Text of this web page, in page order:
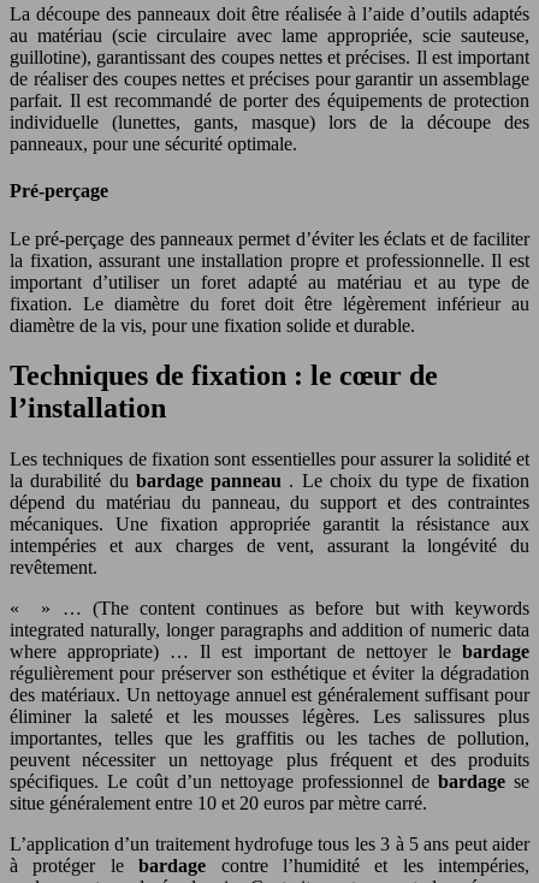
La découpe des panneaux doit être réalisée à l’aide d’outils adaptés
au matériau (scie circulaire avec lame appropriée, scie sauteuse,
guillotine), garantissant des coupes nettes et précises. Il est important
de réaliser des coupes nettes et précises pour garantir un assemblage
parfait. Il est recommandé de porter des équipements de protection
individuelle (lunettes, gants, masque) lors de la découpe des
panneaux, pour une sécurité optimale.
Pré-perçage
Le pré-perçage des panneaux permet d’éviter les éclats et de faciliter
la fixation, assurant une installation propre et professionnelle. Il est
important d’utiliser un foret adapté au matériau et au type de
fixation. Le diamètre du foret doit être légèrement inférieur au
diamètre de la vis, pour une fixation solide et durable.
Techniques de fixation : le cœur de
l’installation
Les techniques de fixation sont essentielles pour assurer la solidité et
la durabilité du bardage panneau . Le choix du type de fixation
dépend du matériau du panneau, du support et des contraintes
mécaniques. Une fixation appropriée garantit la résistance aux
intempéries et aux charges de vent, assurant la longévité du
revêtement.
« » … (The content continues as before but with keywords
integrated naturally, longer paragraphs and addition of numeric data
where appropriate) … Il est important de nettoyer le bardage
régulièrement pour préserver son esthétique et éviter la dégradation
des matériaux. Un nettoyage annuel est généralement suffisant pour
éliminer la saleté et les mousses légères. Les salissures plus
importantes, telles que les graffitis ou les taches de pollution,
peuvent nécessiter un nettoyage plus fréquent et des produits
spécifiques. Le coût d’un nettoyage professionnel de bardage se
situe généralement entre 10 et 20 euros par mètre carré.
L’application d’un traitement hydrofuge tous les 3 à 5 ans peut aider
à protéger lebardage contre l’humidité et les intempéries,